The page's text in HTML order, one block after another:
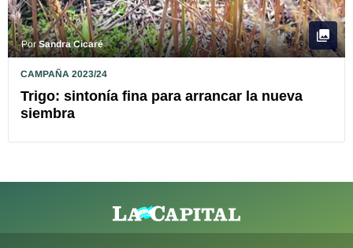
PorSandra Cicaré
CAMPAÑA 2023/24
Trigo: sintonía fina para arrancar la nueva
siembra